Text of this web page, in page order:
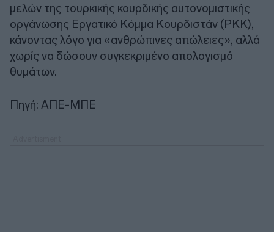
μελών της τουρκικής κουρδικής αυτονομιστικής
οργάνωσης Εργατικό Κόμμα Κουρδιστάν (PKK),
κάνοντας λόγο για «ανθρώπινες απώλειες», αλλά
χωρίς να δώσουν συγκεκριμένο απολογισμό
θυμάτων.
Πηγή: ΑΠΕ-ΜΠΕ